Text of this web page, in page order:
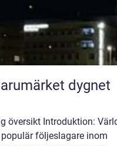
dygnet
översikt Introduktion:
följeslagare inom